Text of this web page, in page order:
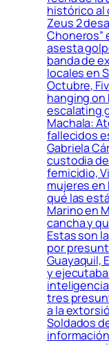
histórico al
Zeus 2
Choneros”
asesta
banda de
locales en
Octubre,
hanging on
escalating
Machala:
fallecidos
Gabriela
custodia
femicidio,
mujeres en
qué las
Marino en
cancha y
Estas son
por
Guayaquil,
y
inteligencia
tres
a la
Soldados